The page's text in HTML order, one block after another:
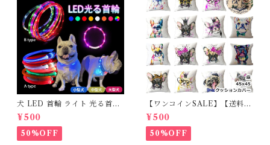
犬 LED 首輪 ライト 光る首輪
USB充電 生活防水 長さ調整可
能 首輪 犬用 ペット カラー ペ
ット用品 軽量 ドッグ用品 フレ
ンチブルドック 大型犬 中型犬
¥500
50%OFF
【ワンコインSALE】【送料無
料】KM503G クッションカバ
ー フレンチブルドッグ クリー
ム フレブル
¥500
50%OFF